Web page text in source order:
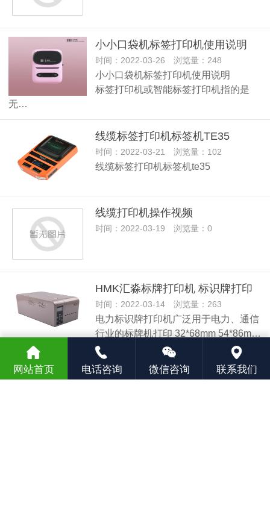
小小口袋机标签打印机使用说明
时间：2022-03-26 浏览量：248
小小口袋机标签打印机使用说明
标签打印机或智能标签打印机指的是
无…
线缆标签打印机标签机TE35
时间：2022-03-21 浏览量：102
线缆标签打印机标签机te35
线缆打印机操作视频
时间：2022-03-19 浏览量：0
HMK汇淼标牌打印机 标识牌打印
时间：2022-03-14 浏览量：263
电力标识牌打印机广泛用于电力、通信
行业的标牌机打印 32*68mm 54*86m…
已显示全部内容
网站首页 电话咨询 微信咨询 联系我们